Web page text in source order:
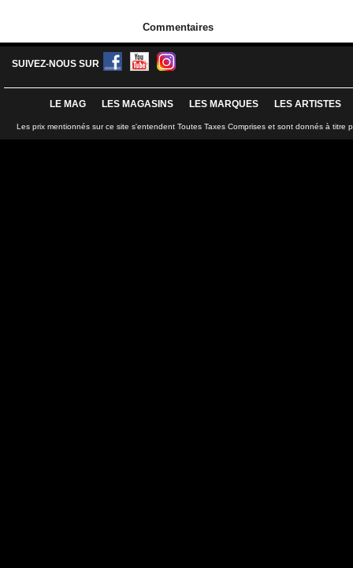
Commentaires
SUIVEZ-NOUS SUR
LE MAG LES MAGASINS LES MARQUES LES ARTISTES
Les prix mentionnés sur ce site s'entendent Toutes Taxes Comprises et sont donnés à